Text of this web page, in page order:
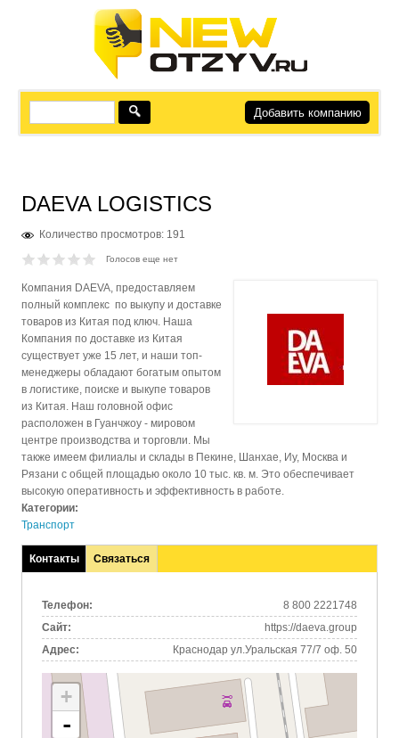
Добавить компанию
DAEVA LOGISTICS
Количество просмотров: 191
Голосов еще нет
Компания DAEVA, предоставляем
полный комплекс по выкупу и доставке
товаров из Китая под ключ. Наша
Компания по доставке из Китая
существует уже 15 лет, и наши топ-
менеджеры обладают богатым опытом
в логистике, поиске и выкупе товаров
из Китая. Наш головной офис
расположен в Гуанчжоу - мировом
центре производства и торговли. Мы
также имеем филиалы и склады в Пекине, Шанхае, Иу, Москва и
Рязани с общей площадью около 10 тыс. кв. м. Это обеспечивает
высокую оперативность и эффективность в работе.
Категории:
Транспорт
Контакты
(активная
Связаться
Телефон:
8 800 2221748
Сайт:
https://daeva.group
Адрес:
Краснодар ул.Уральская 77/7 оф. 50
+
-